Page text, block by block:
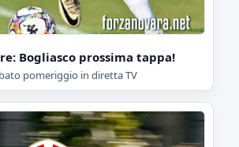
Bogliasco prossima tappa!
pomeriggio in diretta TV